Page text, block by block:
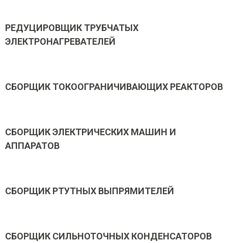
РЕДУЦИРОВЩИК ТРУБЧАТЫХ
ЭЛЕКТРОНАГРЕВАТЕЛЕЙ
СБОРЩИК ТОКООГРАНИЧИВАЮЩИХ РЕАКТОРОВ
СБОРЩИК ЭЛЕКТРИЧЕСКИХ МАШИН И
АППАРАТОВ
СБОРЩИК РТУТНЫХ ВЫПРЯМИТЕЛЕЙ
СБОРЩИК СИЛЬНОТОЧНЫХ КОНДЕНСАТОРОВ